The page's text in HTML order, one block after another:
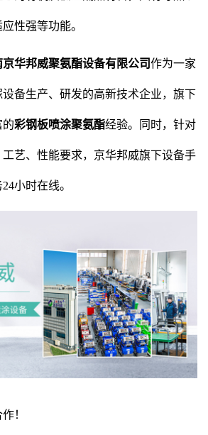
性强等功能。
京华邦威聚氨酯设备有限公司作为一家
备生产、研发的高新技术企业，旗下
的彩钢板喷涂聚氨酯经验。同时，针对
艺、性能要求，京华邦威旗下设备手
24小时在线。
！